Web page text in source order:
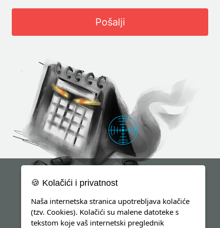
Pošalji
🍪 Kolačići i privatnost
Naša internetska stranica upotrebljava kolačiće
(tzv. Cookies). Kolačići su malene datoteke s
tekstom koje vaš internetski preglednik